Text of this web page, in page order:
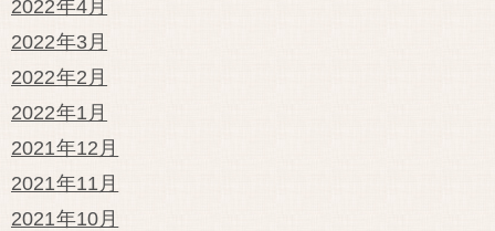
2022年4月
2022年3月
2022年2月
2022年1月
2021年12月
2021年11月
2021年10月